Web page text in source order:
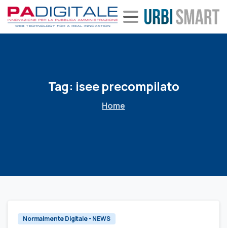
Tag: isee precompilato
Home
Normalmente Digitale - NEWS